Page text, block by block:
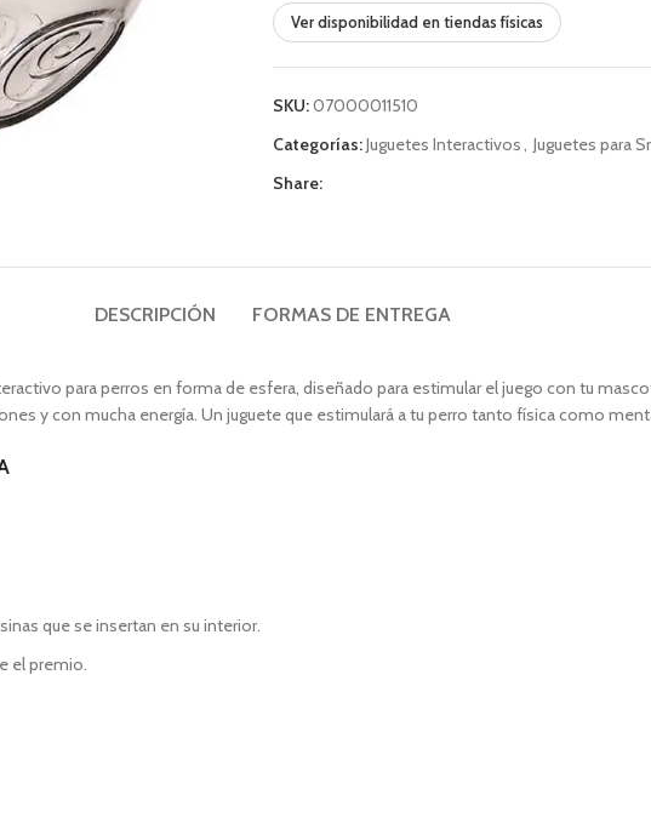
Ver disponibilidad en tiendas físicas
SKU:07000011510
Categorías:Juguetes Interactivos, Juguetes para
Share:
DESCRIPCIÓN FORMAS DE ENTREGA
para perros en forma de esfera, diseñado para estimular el juego con tu
y con mucha energía. Un juguete que estimulará a tu perro tanto física como
que se insertan en su interior.
el premio.